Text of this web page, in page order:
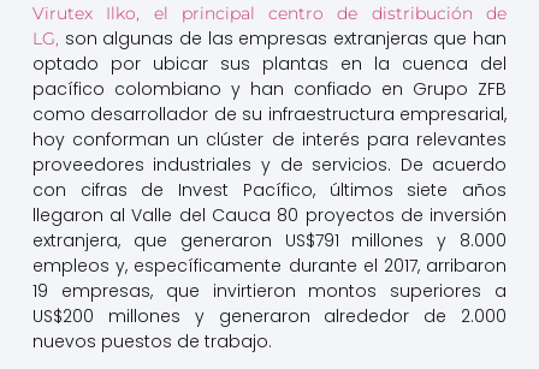
Virutex Ilko, el principal centro de distribución de
LG, son algunas de las empresas extranjeras que han
optado por ubicar sus plantas en la cuenca del
pacífico colombiano y han confiado en Grupo ZFB
como desarrollador de su infraestructura empresarial,
hoy conforman un clúster de interés para relevantes
proveedores industriales y de servicios. De acuerdo
con cifras de Invest Pacífico, últimos siete años
llegaron al Valle del Cauca 80 proyectos de inversión
extranjera, que generaron US$791 millones y 8.000
empleos y, específicamente durante el 2017, arribaron
19 empresas, que invirtieron montos superiores a
US$200 millones y generaron alrededor de 2.000
nuevos puestos de trabajo.